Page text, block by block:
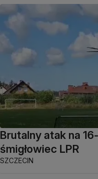
Brutalny atak na
śmigłowiec LPR
SZCZECIN